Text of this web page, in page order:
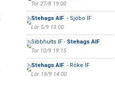
Tor 27/8 19:00
Stehags AIF - Sjöbo IF
Lör 5/9 13:00
Sibbhults IF - Stehags AIF
Tor 10/9 19:15
Stehags AIF - Röke IF
Lör 19/9 14:00